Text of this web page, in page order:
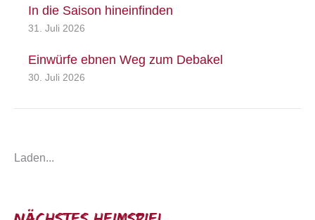
In die Saison hineinfinden
31. Juli 2026
Einwürfe ebnen Weg zum Debakel
30. Juli 2026
Laden...